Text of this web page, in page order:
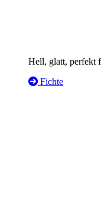
Hell, glatt, perfekt
Fichte